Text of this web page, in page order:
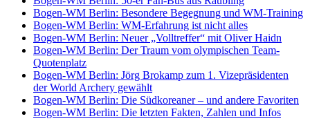
Bogen-WM Berlin: Besondere Begegnung und WM-Training
Bogen-WM Berlin: WM-Erfahrung ist nicht alles
Bogen-WM Berlin: Neuer „Volltreffer“ mit Oliver Haidn
Bogen-WM Berlin: Der Traum vom olympischen Team-
Quotenplatz
Bogen-WM Berlin: Jörg Brokamp zum 1. Vizepräsidenten
der World Archery gewählt
Bogen-WM Berlin: Die Südkoreaner – und andere Favoriten
Bogen-WM Berlin: Die letzten Fakten, Zahlen und Infos